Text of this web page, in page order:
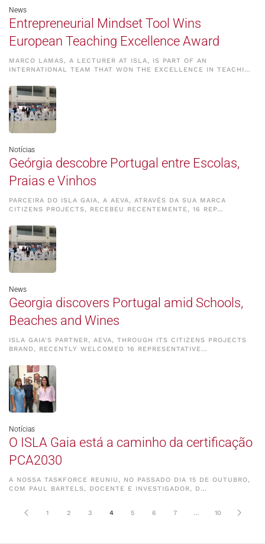
News
Entrepreneurial Mindset Tool Wins
European Teaching Excellence Award
MARCO LAMAS, A LECTURER AT ISLA, IS PART OF AN
INTERNATIONAL TEAM THAT WON THE EXCELLENCE IN TEACHI…
Notícias
Geórgia descobre Portugal entre Escolas,
Praias e Vinhos
PARCEIRA DO ISLA GAIA, A AEVA, ATRAVÉS DA SUA MARCA
CITIZENS PROJECTS, RECEBEU RECENTEMENTE, 16 REP…
News
Georgia discovers Portugal amid Schools,
Beaches and Wines
ISLA GAIA'S PARTNER, AEVA, THROUGH ITS CITIZENS PROJECTS
BRAND, RECENTLY WELCOMED 16 REPRESENTATIVE…
Notícias
O ISLA Gaia está a caminho da certificação
PCA2030
A NOSSA TASKFORCE REUNIU, NO PASSADO DIA 15 DE OUTUBRO,
COM PAUL BARTELS, DOCENTE E INVESTIGADOR, D…
1 2 3 4 5 6 7 … 10